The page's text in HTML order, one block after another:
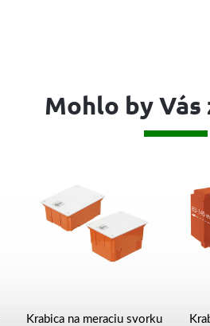
Mohlo by
Krabica na meraciu svorku